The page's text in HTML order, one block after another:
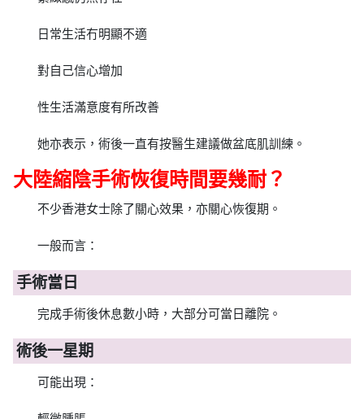
日常生活冇明顯不適
對自己信心增加
性生活滿意度有所改善
她亦表示，術後一直有按醫生建議做盆底肌訓練。
大陸縮陰手術恢復時間要幾耐？
不少香港女士除了關心效果，亦關心恢復期。
一般而言：
手術當日
完成手術後休息數小時，大部分可當日離院。
術後一星期
可能出現：